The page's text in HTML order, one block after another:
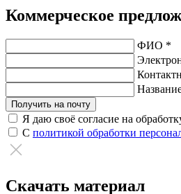
Коммерческое
ФИО *
Получить на почту
Я даю своё согласие на
С политикой обработки
Скачать материал